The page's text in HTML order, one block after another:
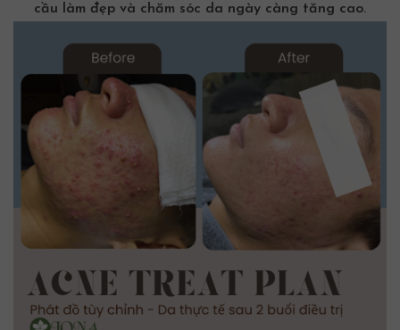
cầu làm đẹp và chăm sóc da ngày càng tăng cao.